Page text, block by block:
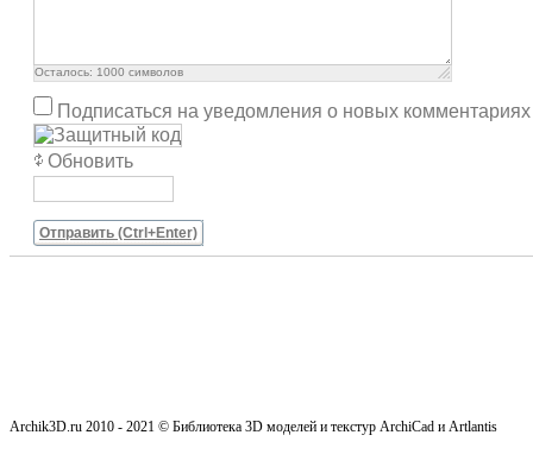
Осталось: 1000 символов
Подписаться на уведомления о новых комментариях
Обновить
Отправить (Ctrl+Enter)
Archik3D.ru 2010 - 2021 © Библиотека 3D моделей и текстур ArchiCad и Artlantis